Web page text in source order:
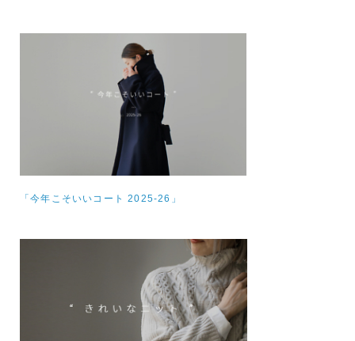
「今年こそいいコート 2025-26」